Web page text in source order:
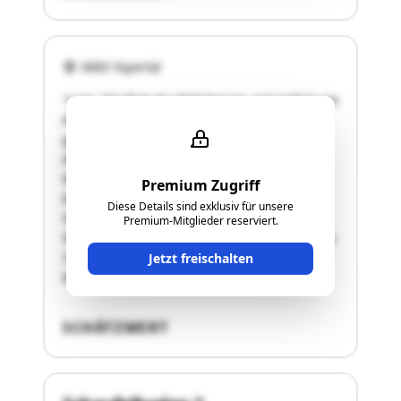
Premium Zugriff
Diese Details sind exklusiv für unsere
Premium-Mitglieder reserviert.
Jetzt freischalten
3683 Yspertal
"Lage: Nördlich des Wohnhauses und südlich von
Altenmarkt, am „Schaufelboden“
gelegenWegerschließung: Kein direkter
Anschluss an das öffentliche Gut, keine
Rechtsunsicherheiten betreffend Zufahrt
bekanntGrundstücksform: UnförmigLage am
Hang: UnterhangExposition:
NordostLängsneigung: 15 bis 25 %Querneigung:
5 bis 10 %Boden: Tiefgründige
BraunerdeAktuelle Nutzung: Wiese …"
SCHÄTZWERT